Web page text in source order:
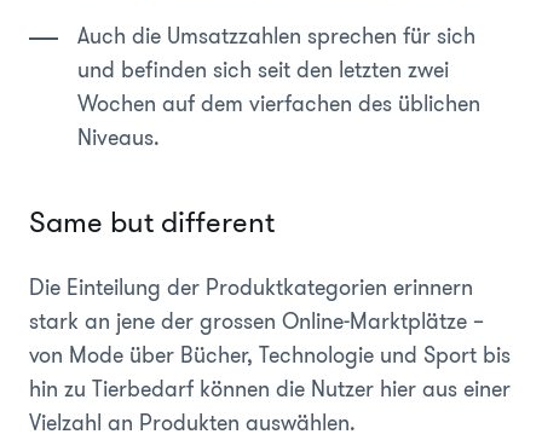
Auch die Umsatzzahlen sprechen für sich
und befinden sich seit den letzten zwei
Wochen auf dem vierfachen des üblichen
Niveaus.
Same but different
Die Einteilung der Produktkategorien erinnern
stark an jene der grossen Online-Marktplätze –
von Mode über Bücher, Technologie und Sport bis
hin zu Tierbedarf können die Nutzer hier aus einer
Vielzahl an Produkten auswählen.